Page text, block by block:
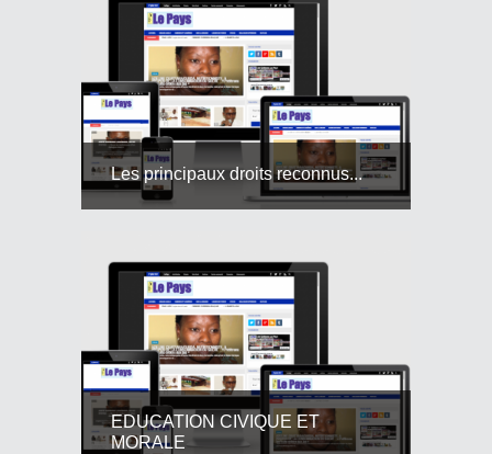
Les principaux droits reconnus...
EDUCATION CIVIQUE ET
MORALE